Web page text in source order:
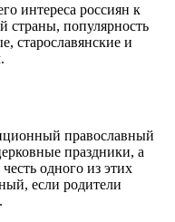
интереса россиян к
страны, популярность
старославянские и
православный
праздники, а
одного из этих
если родители